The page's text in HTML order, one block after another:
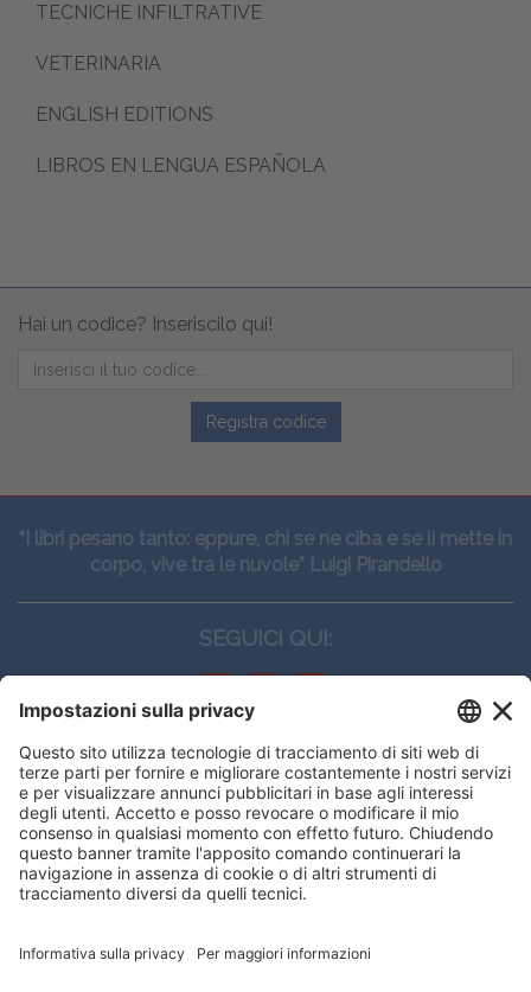
TECNICHE INFILTRATIVE
VETERINARIA
ENGLISH EDITIONS
LIBROS EN LENGUA ESPAÑOLA
Hai un codice? Inseriscilo qui!
Registra codice
“I libri pesano tanto: eppure, chi se ne ciba e se li mette in
corpo, vive tra le nuvole” Luigi Pirandello
SEGUICI QUI:
CONTATTI
Edi.Ermes srl
Viale E. Forlanini, 21 - 20134, Milano
(+39)027021121
E-mail:eeinfo@eenet.it
ORARI
offrirti la migliore navigazione